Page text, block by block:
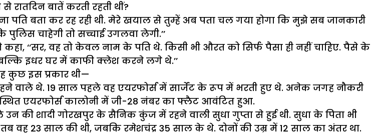
बातें करती रहती थीं?
बता कर रह रही थी. मेरे खयाल से तुम्हें अब पता चल गया होगा कि मुझे सब जानकारी
पुलिस चाहेगी तो सच्चाई उगलवा लेगी.’’
‘‘सर, वह तो केवल नाम के पति थे. किसी भी औरत को सिर्फ पैसा ही नहीं चाहिए. पैसे के
इधर घर में काफी क्लेश करने लगे थे.’’
कुछ इस प्रकार थी—
वाले थे. 19 साल पहले वह एयरफोर्स में सार्जेंट के रूप में भरती हुए थे. अनेक जगह नौकरी
एयरफोर्स कालोनी में जी-28 नंबर का फ्लैट आवंटित हुआ.
की शादी गोरखपुर के सैनिक कुंज में रहने वाली सुधा गुप्ता से हुई थी. सुधा के पिता भी
वह 23 साल की थी, जबकि रमेशचंद्र 35 साल के थे. दोनों की उम्र में 12 साल का अंतर था.